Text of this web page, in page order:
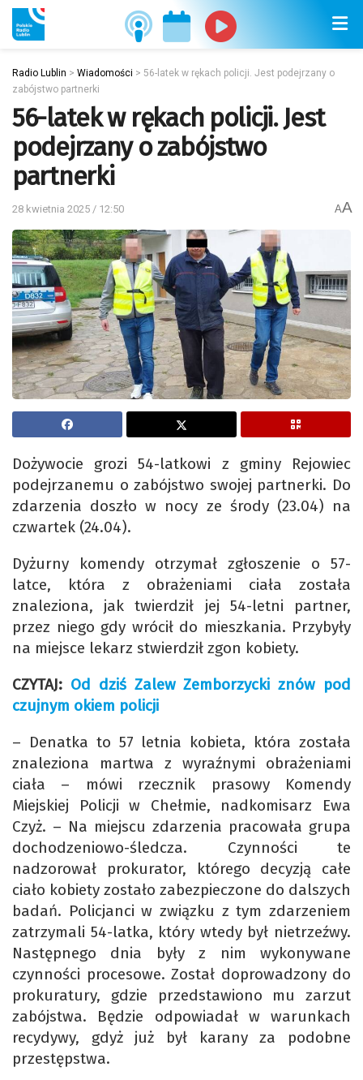
Radio Lublin > Wiadomości > 56-latek w rękach policji. Jest podejrzany o
zabójstwo partnerki
56-latek w rękach policji. Jest
podejrzany o zabójstwo
partnerki
28 kwietnia 2025 / 12:50 AA
Dożywocie grozi 54-latkowi z gminy Rejowiec
podejrzanemu o zabójstwo swojej partnerki. Do
zdarzenia doszło w nocy ze środy (23.04) na
czwartek (24.04).
Dyżurny komendy otrzymał zgłoszenie o 57-
latce, która z obrażeniami ciała została
znaleziona, jak twierdził jej 54-letni partner,
przez niego gdy wrócił do mieszkania. Przybyły
na miejsce lekarz stwierdził zgon kobiety.
CZYTAJ: Od dziś Zalew Zemborzycki znów pod
czujnym okiem policji
– Denatka to 57 letnia kobieta, która została
znaleziona martwa z wyraźnymi obrażeniami
ciała – mówi rzecznik prasowy Komendy
Miejskiej Policji w Chełmie, nadkomisarz Ewa
Czyż. – Na miejscu zdarzenia pracowała grupa
dochodzeniowo-śledcza. Czynności te
nadzorował prokurator, którego decyzją całe
ciało kobiety zostało zabezpieczone do dalszych
badań. Policjanci w związku z tym zdarzeniem
zatrzymali 54-latka, który wtedy był nietrzeźwy.
Następnego dnia były z nim wykonywane
czynności procesowe. Został doprowadzony do
prokuratury, gdzie przedstawiono mu zarzut
zabójstwa. Będzie odpowiadał w warunkach
recydywy, gdyż już był karany za podobne
przestępstwa.